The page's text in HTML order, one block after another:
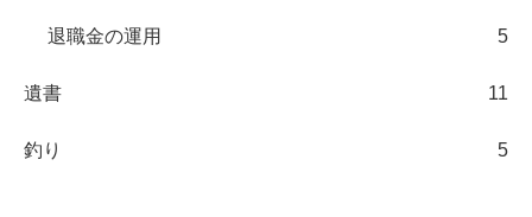
退職金の運用 5
遺書 11
釣り 5